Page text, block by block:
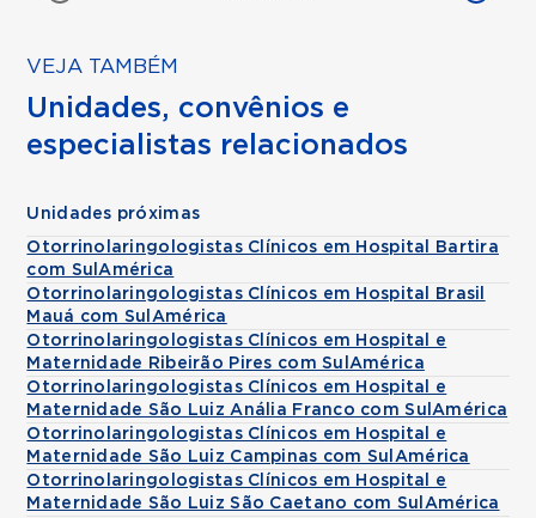
VEJA TAMBÉM
Unidades, convênios e
especialistas relacionados
Unidades próximas
Otorrinolaringologistas Clínicos em Hospital Bartira
com SulAmérica
Otorrinolaringologistas Clínicos em Hospital Brasil
Mauá com SulAmérica
Otorrinolaringologistas Clínicos em Hospital e
Maternidade Ribeirão Pires com SulAmérica
Otorrinolaringologistas Clínicos em Hospital e
Maternidade São Luiz Anália Franco com SulAmérica
Otorrinolaringologistas Clínicos em Hospital e
Maternidade São Luiz Campinas com SulAmérica
Otorrinolaringologistas Clínicos em Hospital e
Maternidade São Luiz São Caetano com SulAmérica